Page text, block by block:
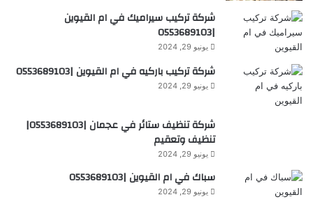
شركة تركيب سيراميك في ام القيوين
|0553689103
يونيو 29, 2024
شركة تركيب باركيه في ام القيوين |0553689103
يونيو 29, 2024
شركة تنظيف ستائر في عجمان |0553689103|
تنظيف وتعقيم
يونيو 29, 2024
سباك في ام القيوين |0553689103
يونيو 29, 2024